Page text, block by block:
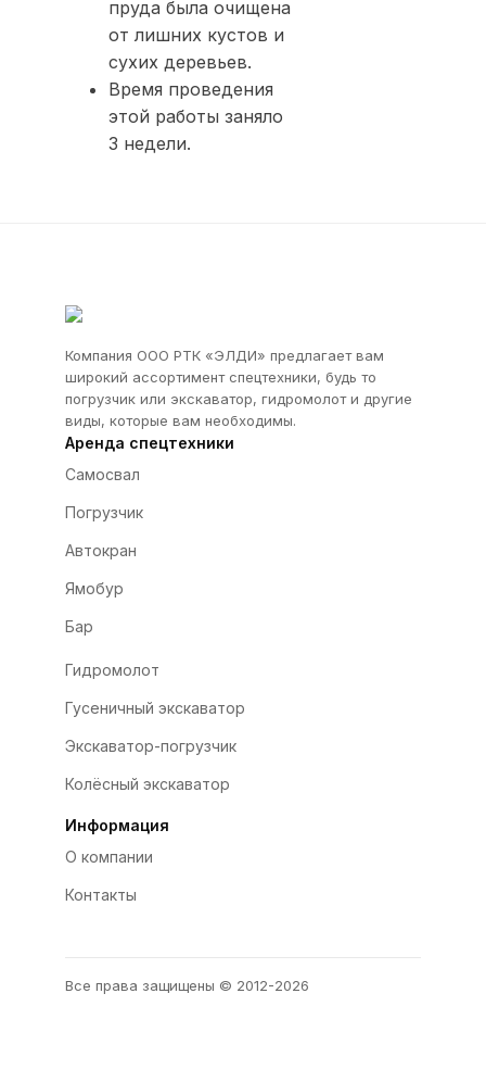
пруда была очищена
от лишних кустов и
сухих деревьев.
Время проведения
этой работы заняло
3 недели.
Компания ООО РТК «ЭЛДИ» предлагает вам
широкий ассортимент спецтехники, будь то
погрузчик или экскаватор, гидромолот и другие
виды, которые вам необходимы.
Аренда спецтехники
Самосвал
Погрузчик
Автокран
Ямобур
Бар
Гидромолот
Гусеничный экскаватор
Экскаватор-погрузчик
Колёсный экскаватор
Информация
О компании
Контакты
Все права защищены © 2012-2026